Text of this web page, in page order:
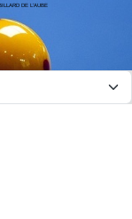
DE L'AUBE